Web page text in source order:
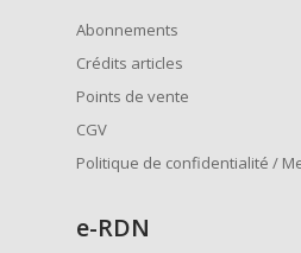
Abonnements
Crédits articles
Points de vente
CGV
Politique de confidentialité /
e-RDN